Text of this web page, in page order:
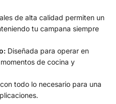
de alta calidad permiten un
tu campana siempre
Diseñada para operar en
de cocina y
todo lo necesario para una